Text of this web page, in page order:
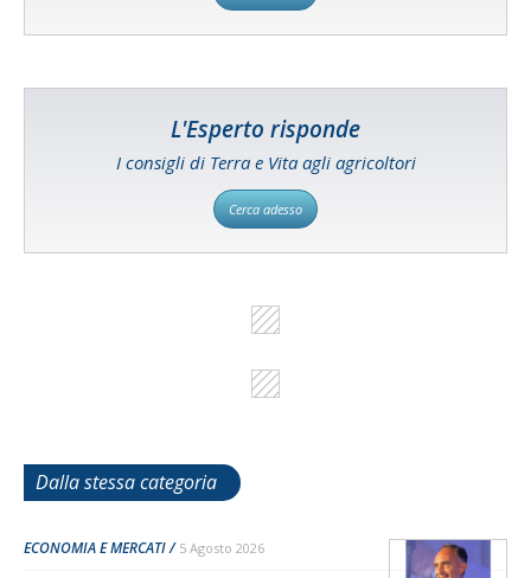
L'Esperto risponde
I consigli di Terra e Vita agli agricoltori
Cerca adesso
Dalla stessa categoria
ECONOMIA E MERCATI 5 Agosto 2026